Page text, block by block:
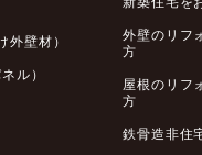
外壁材）
ル）
外壁のリフ
方
屋根のリフ
方
鉄骨造非住